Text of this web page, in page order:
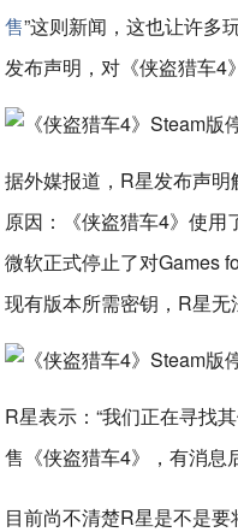
售”这则新闻，这也让许多
发布声明，对《侠盗猎车4
据外媒报道，R星发布声
原因：《侠盗猎车4》使用
微软正式停止了对Games
现有版本所需密钥，R星无
R星表示：“我们正在寻找
售《侠盗猎车4》，有消息
目前尚不清楚R星是不是